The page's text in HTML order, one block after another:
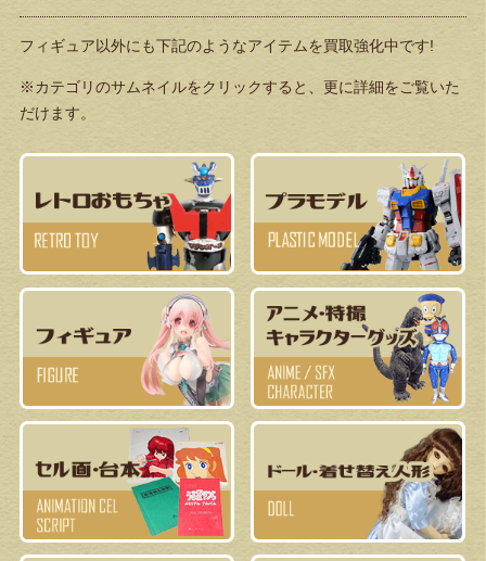
フィギュア以外にも下記のようなアイテムを買取強化中です!
※カテゴリのサムネイルをクリックすると、更に詳細をご覧いた
だけます。